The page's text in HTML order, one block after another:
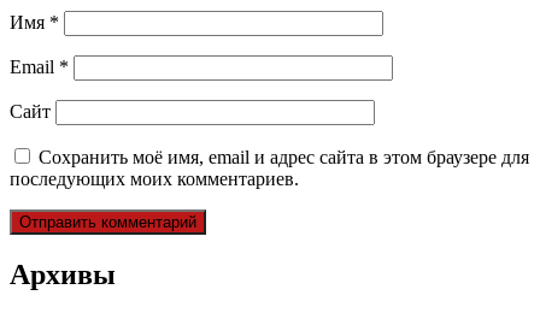
Имя *
Email *
Сайт
Сохранить моё имя, email и адрес сайта в этом браузере для
последующих моих комментариев.
Архивы